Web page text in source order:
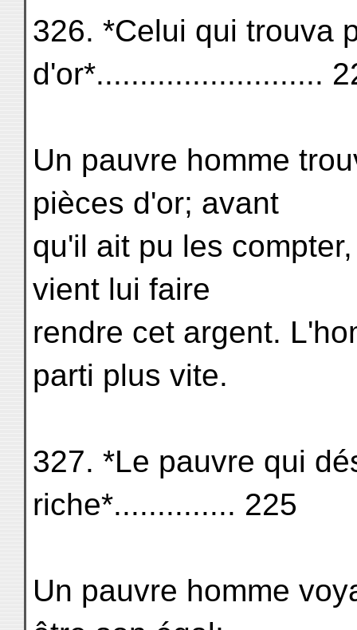
326. *Celui qui trouva
d'or*..........................
Un pauvre homme
pièces d'or; avant
qu'il ait pu les
vient lui faire
rendre cet argent.
parti plus vite.
327. *Le pauvre qui
riche*.............. 225
Un pauvre homme